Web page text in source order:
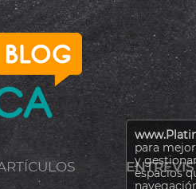
para
y
espacios